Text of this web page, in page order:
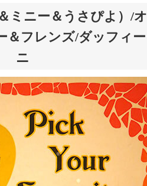
ミニー＆うさぴよ）/
＆フレンズ/ダッフィ
ニ